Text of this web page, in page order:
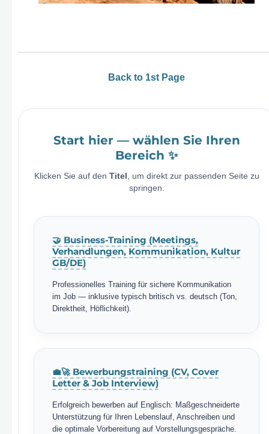
Back to 1st Page
Start hier — wählen Sie Ihren
Bereich ✨
Klicken Sie auf den Titel
, um direkt zur passenden Seite zu
springen.
🤝 Business-Training (Meetings,
Verhandlungen, Kommunikation, Kultur
GB/DE)
Professionelles Training für sichere Kommunikation
im Job — inklusive typisch britisch vs. deutsch (Ton,
Direktheit, Höflichkeit).
💼🚀 Bewerbungstraining (CV, Cover
Letter & Job Interview)
Erfolgreich bewerben auf Englisch: Maßgeschneiderte
Unterstützung für Ihren Lebenslauf, Anschreiben und
die optimale Vorbereitung auf Vorstellungsgespräche.